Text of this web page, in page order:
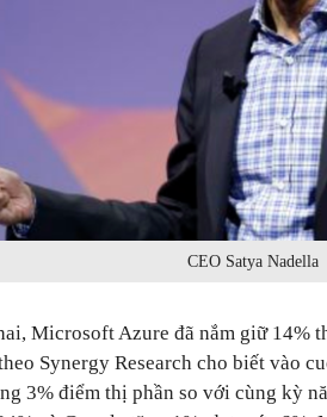
CEO Satya Nadella
Microsoft Azure đã nắm giữ 14%
Synergy Research cho biết vào
3% điểm thị phần so với cùng kỳ